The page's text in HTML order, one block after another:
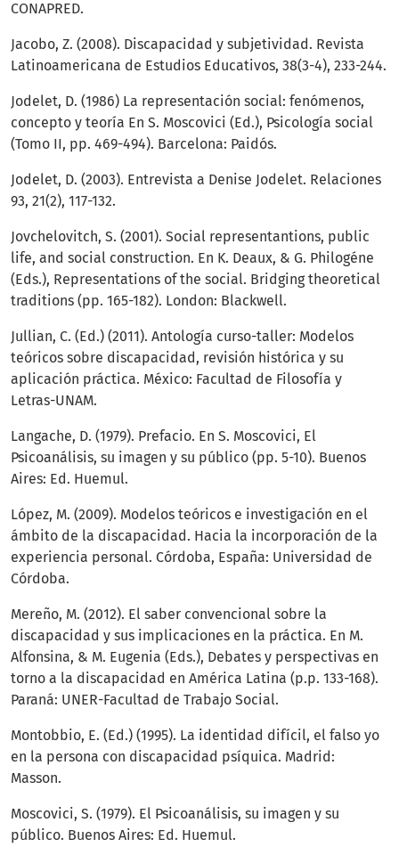
CONAPRED.
Jacobo, Z. (2008). Discapacidad y subjetividad. Revista
Latinoamericana de Estudios Educativos, 38(3-4), 233-244.
Jodelet, D. (1986) La representación social: fenómenos,
concepto y teoría En S. Moscovici (Ed.), Psicología social
(Tomo II, pp. 469-494). Barcelona: Paidós.
Jodelet, D. (2003). Entrevista a Denise Jodelet. Relaciones
93, 21(2), 117-132.
Jovchelovitch, S. (2001). Social representantions, public
life, and social construction. En K. Deaux, & G. Philogéne
(Eds.), Representations of the social. Bridging theoretical
traditions (pp. 165-182). London: Blackwell.
Jullian, C. (Ed.) (2011). Antología curso-taller: Modelos
teóricos sobre discapacidad, revisión histórica y su
aplicación práctica. México: Facultad de Filosofía y
Letras-UNAM.
Langache, D. (1979). Prefacio. En S. Moscovici, El
Psicoanálisis, su imagen y su público (pp. 5-10). Buenos
Aires: Ed. Huemul.
López, M. (2009). Modelos teóricos e investigación en el
ámbito de la discapacidad. Hacia la incorporación de la
experiencia personal. Córdoba, España: Universidad de
Córdoba.
Mereño, M. (2012). El saber convencional sobre la
discapacidad y sus implicaciones en la práctica. En M.
Alfonsina, & M. Eugenia (Eds.), Debates y perspectivas en
torno a la discapacidad en América Latina (p.p. 133-168).
Paraná: UNER-Facultad de Trabajo Social.
Montobbio, E. (Ed.) (1995). La identidad difícil, el falso yo
en la persona con discapacidad psíquica. Madrid:
Masson.
Moscovici, S. (1979). El Psicoanálisis, su imagen y su
público. Buenos Aires: Ed. Huemul.